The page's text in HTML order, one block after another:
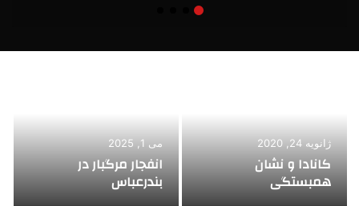
ژانویه 24, 2020
کانادا و نشان
همبستگی
می 1, 2025
انفجار مرگبار در
بندرعباس